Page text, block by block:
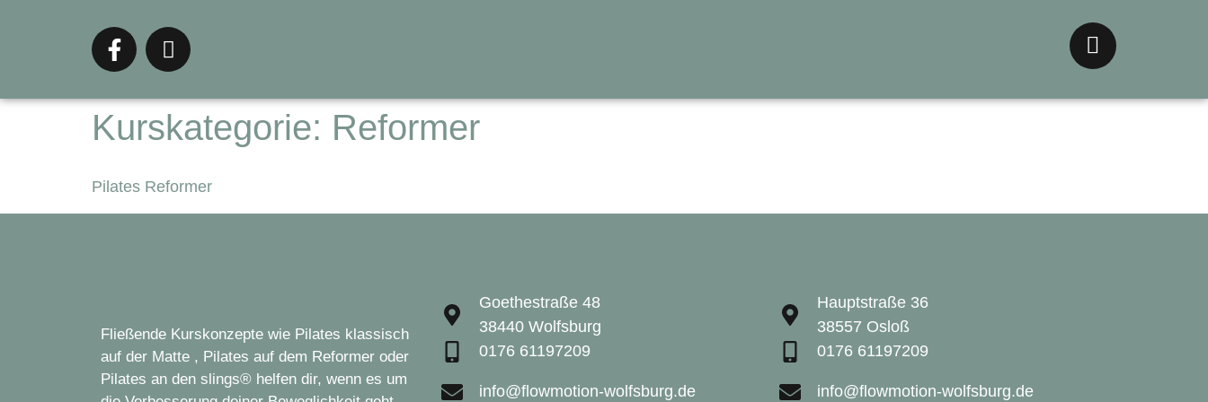
Kurskategorie: Reformer
Pilates Reformer
Fließende Kurskonzepte wie Pilates klassisch
auf der Matte , Pilates auf dem Reformer oder
Pilates an den slings® helfen dir, wenn es um
Goethestraße 48
38440 Wolfsburg
0176 61197209
info@flowmotion-wolfsburg.de
Hauptstraße 36
38557 Osloß
0176 61197209
info@flowmotion-wolfsburg.de